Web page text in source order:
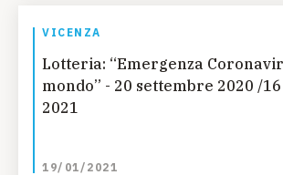
VICENZA
Lotteria: “Emergenza
mondo” - 20 settembre 2020 /
2021
19/01/2021